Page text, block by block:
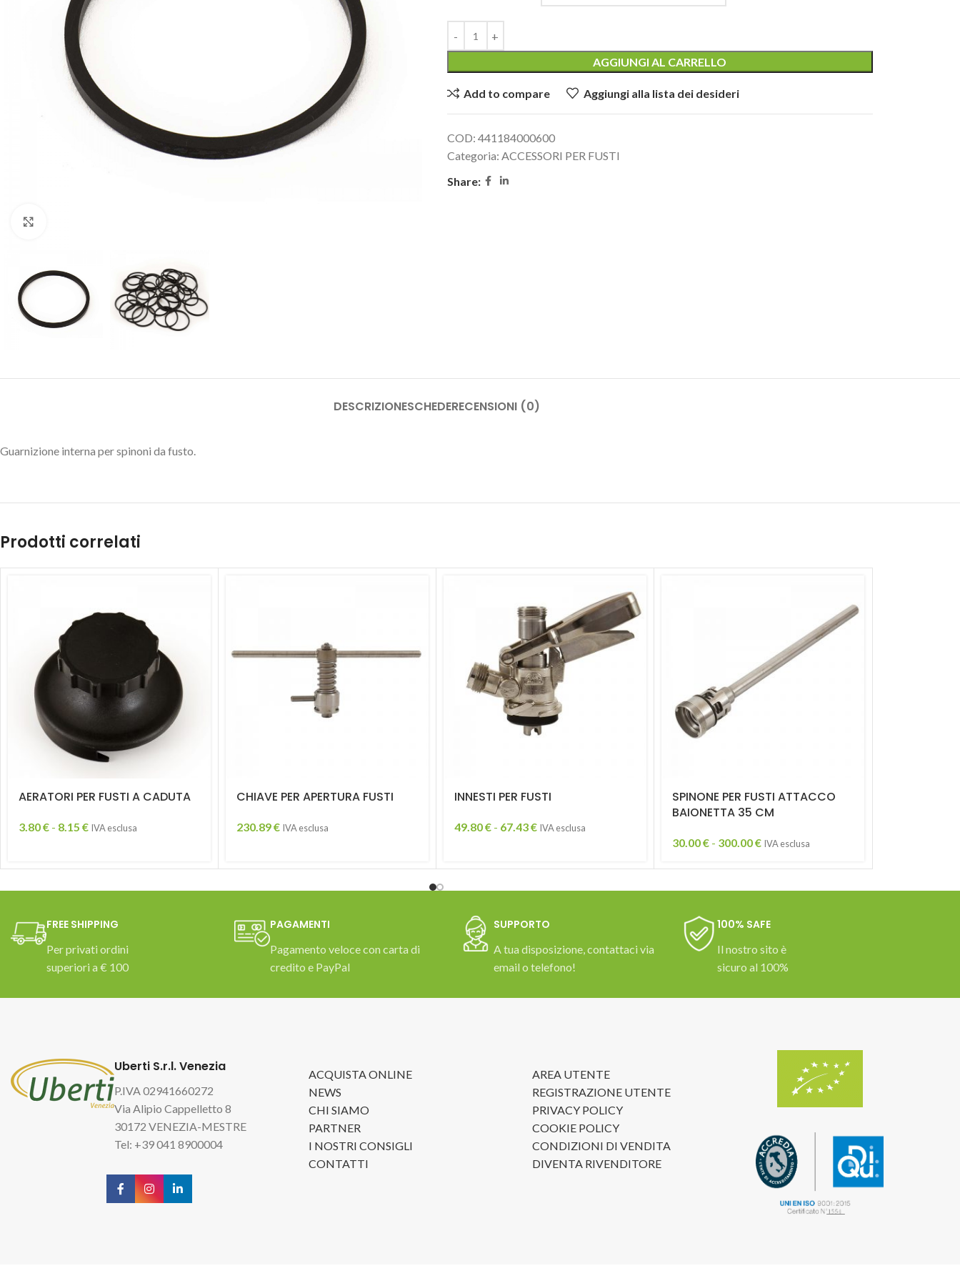
AGGIUNGI AL CARRELLO
Add to compare Aggiungi alla lista dei desideri
COD: 441184000600
Categoria: ACCESSORI PER FUSTI
Share:
DESCRIZIONESCHEDERECENSIONI (0)
Guarnizione interna per spinoni da fusto.
Prodotti correlati
AERATORI PER FUSTI A CADUTA
3.80€ - 8.15 € IVA esclusa
CHIAVE PER APERTURA FUSTI
230.89€ IVA esclusa
INNESTI PER FUSTI
49.80€ - 67.43€ IVA esclusa
SPINONE PER FUSTI ATTACCO
BAIONETTA 35 CM
30.00€ - 300.00€ IVA esclusa
FREE SHIPPING
Per privati ordini
superiori a € 100
PAGAMENTI
Pagamento veloce con carta di
credito e PayPal
SUPPORTO
A tua disposizione, contattaci via
email o telefono!
100% SAFE
Il nostro sito è
sicuro al 100%
Uberti S.r.l. Venezia
P.IVA 02941660272
Via Alipio Cappelletto 8
30172 VENEZIA-MESTRE
Tel: +39 041 8900004
ACQUISTA ONLINE
NEWS
CHI SIAMO
PARTNER
I NOSTRI CONSIGLI
CONTATTI
AREA UTENTE
REGISTRAZIONE UTENTE
PRIVACY POLICY
COOKIE POLICY
CONDIZIONI DI VENDITA
DIVENTA RIVENDITORE